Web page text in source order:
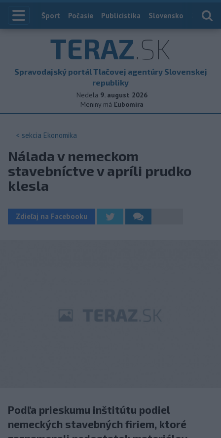
Index
Šport Počasie Publicistika Slovensko
TERAZ.SK
Spravodajský portál Tlačovej agentúry Slovenskej
republiky
Nedela 9. august 2026
Meniny má Ľubomíra
< sekcia Ekonomika
Nálada v nemeckom
stavebníctve v apríli prudko
klesla
Zdieľaj na Facebooku
Podľa prieskumu inštitútu podiel
nemeckých stavebných firiem, ktoré